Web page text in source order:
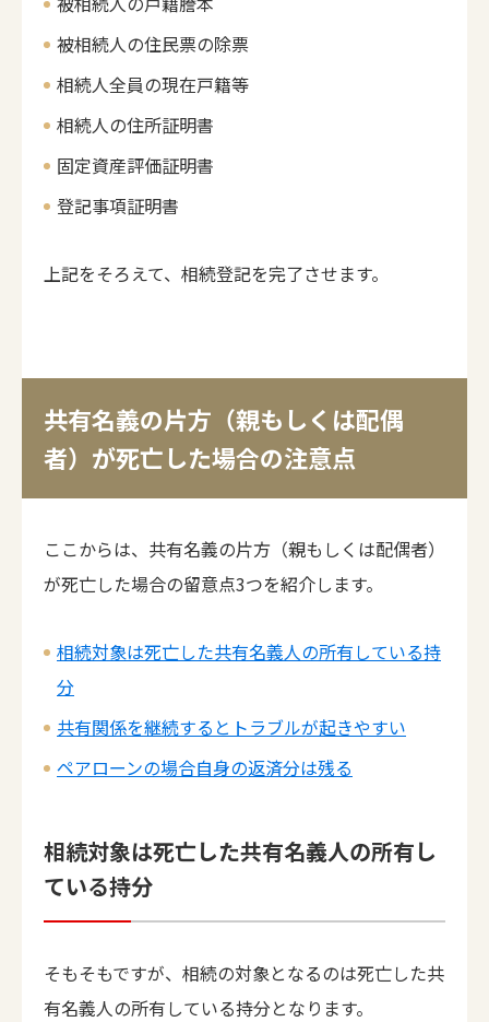
被相続人の住民票の除票
相続人全員の現在戸籍等
相続人の住所証明書
固定資産評価証明書
登記事項証明書
上記をそろえて、相続登記を完了させます。
共有名義の片方（親もしくは配偶
者）が死亡した場合の注意点
ここからは、共有名義の片方（親もしくは配偶者）
が死亡した場合の留意点3つを紹介します。
相続対象は死亡した共有名義人の所有している持
分
共有関係を継続するとトラブルが起きやすい
ペアローンの場合自身の返済分は残る
相続対象は死亡した共有名義人の所有し
ている持分
そもそもですが、相続の対象となるのは死亡した共
有名義人の所有している持分となります。